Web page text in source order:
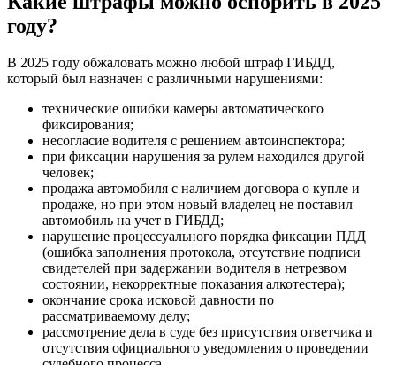
году?
В 2025 году обжаловать можно любой штраф ГИБДД,
который был назначен с различными нарушениями:
технические ошибки камеры автоматического
фиксирования;
несогласие водителя с решением автоинспектора;
при фиксации нарушения за рулем находился другой
человек;
продажа автомобиля с наличием договора о купле и
продаже, но при этом новый владелец не поставил
автомобиль на учет в ГИБДД;
нарушение процессуального порядка фиксации ПДД
(ошибка заполнения протокола, отсутствие подписи
свидетелей при задержании водителя в нетрезвом
состоянии, некорректные показания алкотестера);
окончание срока исковой давности по
рассматриваемому делу;
рассмотрение дела в суде без присутствия ответчика и
отсутствия официального уведомления о проведении